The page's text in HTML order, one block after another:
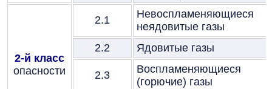
2-й класс
опасности
2.1
Невоспламеняющиеся
неядовитые газы
2.2
Ядовитые газы
2.3
Воспламеняющиеся
(горючие) газы